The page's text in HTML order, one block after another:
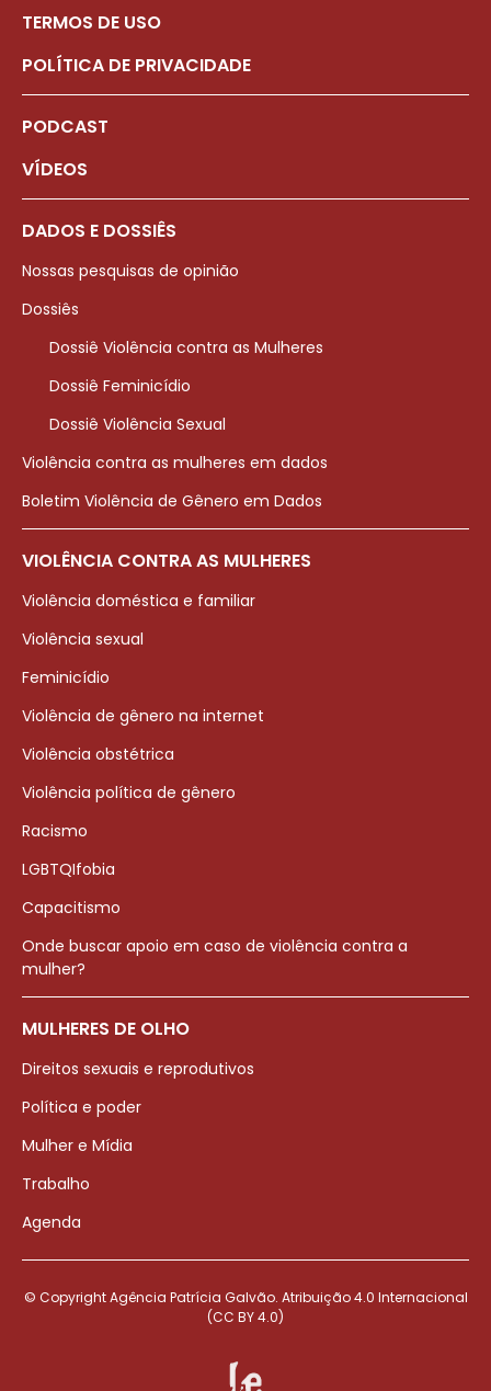
TERMOS DE USO
POLÍTICA DE PRIVACIDADE
PODCAST
VÍDEOS
DADOS E DOSSIÊS
Nossas pesquisas de opinião
Dossiês
Dossiê Violência contra as Mulheres
Dossiê Feminicídio
Dossiê Violência Sexual
Violência contra as mulheres em dados
Boletim Violência de Gênero em Dados
VIOLÊNCIA CONTRA AS MULHERES
Violência doméstica e familiar
Violência sexual
Feminicídio
Violência de gênero na internet
Violência obstétrica
Violência política de gênero
Racismo
LGBTQIfobia
Capacitismo
Onde buscar apoio em caso de violência contra a
mulher?
MULHERES DE OLHO
Direitos sexuais e reprodutivos
Política e poder
Mulher e Mídia
Trabalho
Agenda
© Copyright Agência Patrícia Galvão. Atribuição 4.0 Internacional
(CC BY 4.0)